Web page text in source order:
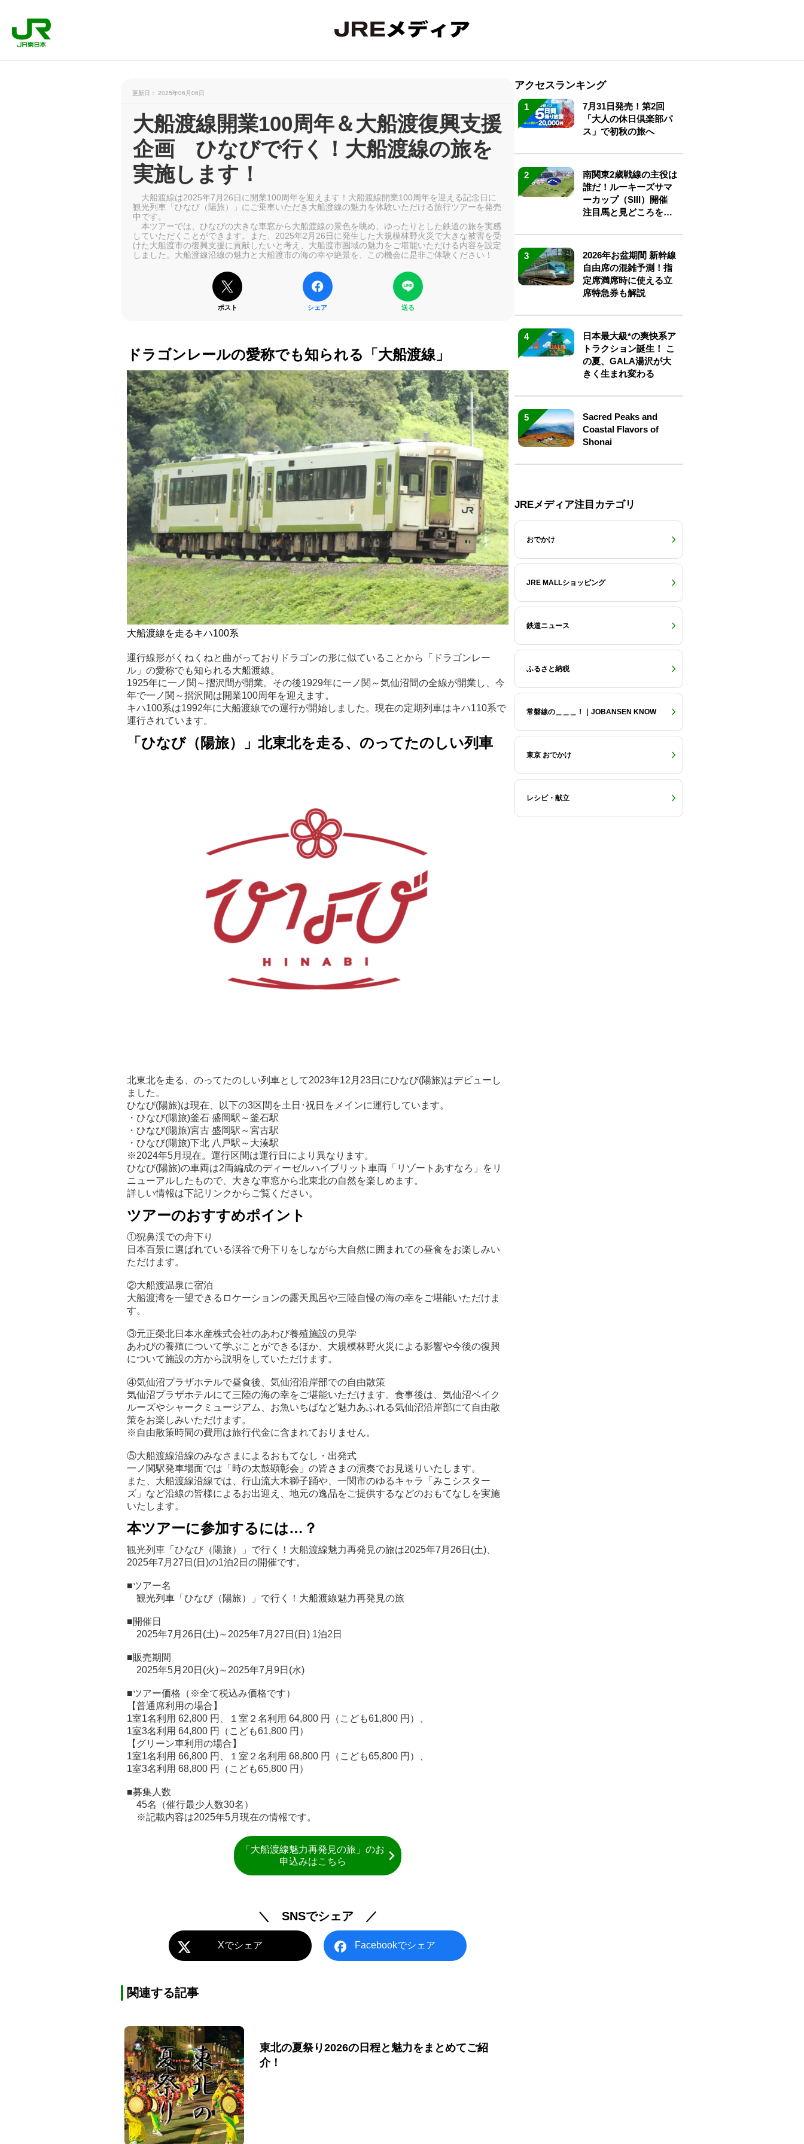
更新日： 2025年06月06日
大船渡線開業100周年＆大船渡復興支援
企画 ひなびで行く！大船渡線の旅を
実施します！
大船渡線は2025年7月26日に開業100周年を迎えます！大船渡線開業100周年を迎える記念日に
観光列車「ひなび（陽旅）」にご乗車いただき大船渡線の魅力を体験いただける旅行ツアーを発売
中です。
本ツアーでは、ひなびの大きな車窓から大船渡線の景色を眺め、ゆったりとした鉄道の旅を実感
していただくことができます。また、2025年2月26日に発生した大規模林野火災で大きな被害を受
けた大船渡市の復興支援に貢献したいと考え、大船渡市圏域の魅力をご堪能いただける内容を設定
しました。大船渡線沿線の魅力と大船渡市の海の幸や絶景を、この機会に是非ご体験ください！
ポスト シェア 送る
ドラゴンレールの愛称でも知られる「大船渡線」
大船渡線を走るキハ100系
運行線形がくねくねと曲がっておりドラゴンの形に似ていることから「ドラゴンレー
ル」の愛称でも知られる大船渡線。
1925年に一ノ関～摺沢間が開業。その後1929年に一ノ関～気仙沼間の全線が開業し、今
年で一ノ関～摺沢間は開業100周年を迎えます。
キハ100系は1992年に大船渡線での運行が開始しました。現在の定期列車はキハ110系で
運行されています。
「ひなび（陽旅）」北東北を走る、のってたのしい列車
北東北を走る、のってたのしい列車として2023年12月23日にひなび(陽旅)はデビューし
ました。
ひなび(陽旅)は現在、以下の3区間を土日･祝日をメインに運行しています。
・ひなび(陽旅)釜石 盛岡駅～釜石駅
・ひなび(陽旅)宮古 盛岡駅～宮古駅
・ひなび(陽旅)下北 八戸駅～大湊駅
※2024年5月現在。運行区間は運行日により異なります。
ひなび(陽旅)の車両は2両編成のディーゼルハイブリット車両「リゾートあすなろ」をリ
ニューアルしたもので、大きな車窓から北東北の自然を楽しめます。
詳しい情報は下記リンクからご覧ください。
ツアーのおすすめポイント
①猊鼻渓での舟下り
日本百景に選ばれている渓谷で舟下りをしながら大自然に囲まれての昼食をお楽しみい
ただけます。
②大船渡温泉に宿泊
大船渡湾を一望できるロケーションの露天風呂や三陸自慢の海の幸をご堪能いただけま
す。
③元正榮北日本水産株式会社のあわび養殖施設の見学
あわびの養殖について学ぶことができるほか、大規模林野火災による影響や今後の復興
について施設の方から説明をしていただけます。
④気仙沼プラザホテルで昼食後、気仙沼沿岸部での自由散策
気仙沼プラザホテルにて三陸の海の幸をご堪能いただけます。食事後は、気仙沼ベイク
ルーズやシャークミュージアム、お魚いちばなど魅力あふれる気仙沼沿岸部にて自由散
策をお楽しみいただけます。
※自由散策時間の費用は旅行代金に含まれておりません。
⑤大船渡線沿線のみなさまによるおもてなし・出発式
一ノ関駅発車場面では「時の太鼓顕彰会」の皆さまの演奏でお見送りいたします。
また、大船渡線沿線では、行山流大木獅子踊や、一関市のゆるキャラ「みこシスター
ズ」など沿線の皆様によるお出迎え、地元の逸品をご提供するなどのおもてなしを実施
いたします。
本ツアーに参加するには…？
観光列車「ひなび（陽旅）」で行く！大船渡線魅力再発見の旅は2025年7月26日(土)、
2025年7月27日(日)の1泊2日の開催です。
■ツアー名
観光列車「ひなび（陽旅）」で行く！大船渡線魅力再発見の旅
■開催日
2025年7月26日(土)～2025年7月27日(日) 1泊2日
■販売期間
2025年5月20日(火)～2025年7月9日(水)
■ツアー価格（※全て税込み価格です）
【普通席利用の場合】
1室1名利用 62,800 円、１室２名利用 64,800 円（こども61,800 円）、
1室3名利用 64,800 円（こども61,800 円）
【グリーン車利用の場合】
1室1名利用 66,800 円、１室２名利用 68,800 円（こども65,800 円）、
1室3名利用 68,800 円（こども65,800 円）
■募集人数
45名（催行最少人数30名）
※記載内容は2025年5月現在の情報です。
「大船渡線魅力再発見の旅」のお
申込みはこちら
＼ SNSでシェア ／
Xでシェア Facebookでシェア
関連する記事
東北の夏祭り2026の日程と魅力をまとめてご紹
介！
アクセスランキング
1
7月31日発売！第2回
「大人の休日倶楽部パ
ス」で初秋の旅へ
2
南関東2歳戦線の主役は
誰だ！ルーキーズサマ
ーカップ（SIII）開催
注目馬と見どころをチ
3
2026年お盆期間 新幹線
自由席の混雑予測！指
定席満席時に使える立
席特急券も解説
4
日本最大級*の爽快系ア
トラクション誕生！ こ
の夏、GALA湯沢が大
きく生まれ変わる
5
Sacred Peaks and
Coastal Flavors of
Shonai
JREメディア注目カテゴリ
おでかけ
JRE MALLショッピング
鉄道ニュース
ふるさと納税
常磐線の＿＿＿！｜JOBANSEN KNOW
東京 おでかけ
レシピ・献立